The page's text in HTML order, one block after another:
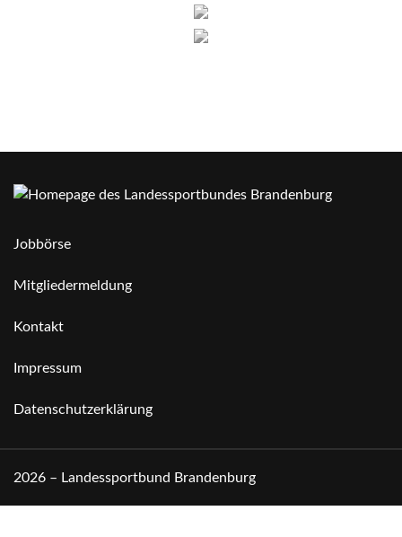
Jobbörse
Mitgliedermeldung
Kontakt
Impressum
Datenschutzerklärung
2026 – Landessportbund Brandenburg